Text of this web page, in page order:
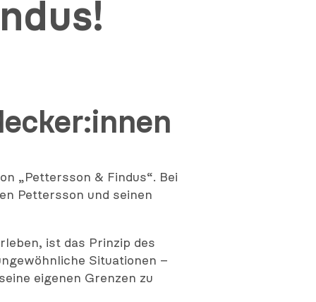
„Pettersson & Findus“. Bei
Pettersson und seinen
ist das Prinzip des
Situationen –
eigenen Grenzen zu